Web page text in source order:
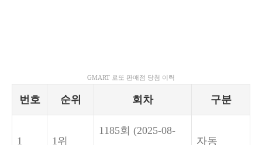
GMART 로또 판매점 당첨 이력
번호 순위 회차 구분
1 1위
1185회 (2025-08-
자동